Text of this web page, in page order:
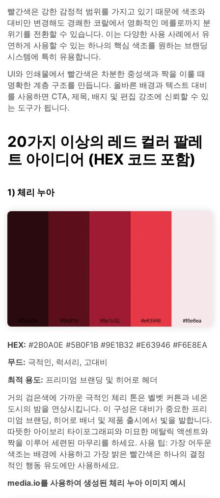
빨간색은 강한 감정적 범위를 가지고 있기 때문에 색조와
대비만 변경해도 경쾌한 코랄에서 영화적인 메를로까지 분
위기를 전환할 수 있습니다. 이는 다양한 사용 사례에서 유
연하게 사용할 수 있는 하나의 핵심 색조를 원하는 브랜딩
시스템에 특히 유용합니다.
UI와 인쇄물에서 빨간색은 차분한 중성색과 짝을 이룰 때
명확한 계층 구조를 만듭니다. 올바른 배경과 텍스트 대비
를 사용하면 CTA, 제목, 배지 및 편집 강조에 신뢰할 수 있
는 도구가 됩니다.
20가지 이상의 레드 컬러 팔레
트 아이디어 (HEX 코드 포함)
1) 체리 누아
HEX: #2B0A0E #5B0F1B #9E1B32 #E63946 #F6E8EA
무드: 극적인, 럭셔리, 고대비
최적 용도: 프리미엄 브랜딩 및 히어로 헤더
거의 검은색에 가까운 극적인 체리 톤은 벨벳 커튼과 네온
도시의 밤을 연상시킵니다. 이 구성은 대비가 중요한 프리
미엄 브랜딩, 히어로 배너 및 제품 출시에서 빛을 발합니다.
따뜻한 아이보리 타이포그래피와 미묘한 메탈릭 액센트와
짝을 이루어 세련된 마무리를 하세요. 사용 팁: 가장 어두운
색조는 배경에 사용하고 가장 밝은 빨간색은 하나의 결정
적인 행동 유도에만 사용하세요.
media.io를 사용하여 생성된 체리 누아 이미지 예시